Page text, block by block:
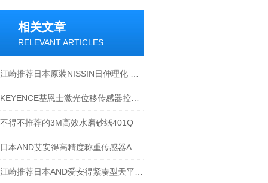
相关文章
RELEVANT ARTICLES
不得不推荐的3M高效水磨砂纸401Q